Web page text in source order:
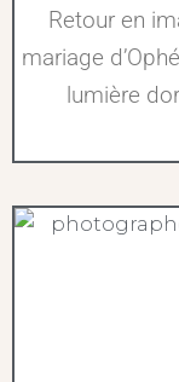
Retour en
mariage
lumière